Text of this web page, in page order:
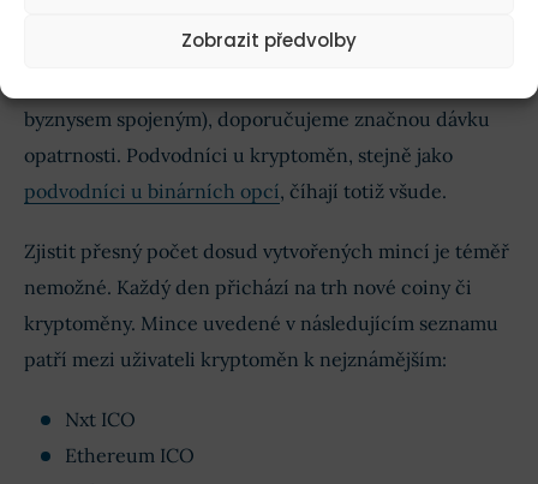
Zobrazit předvolby
Vzhledem k povazeICOjakožto součásti byznysu
byznysem spojeným), doporučujeme značnou dávku
opatrnosti. Podvodníci u kryptoměn, stejně jako
podvodníci u binárních opcí, číhají totiž všude.
Zjistit přesný počet dosud vytvořených mincí je téměř
nemožné. Každý den přichází na trh nové coiny či
kryptoměny. Mince uvedené v následujícím seznamu
patří mezi uživateli kryptoměn k nejznámějším:
Nxt ICO
Ethereum ICO